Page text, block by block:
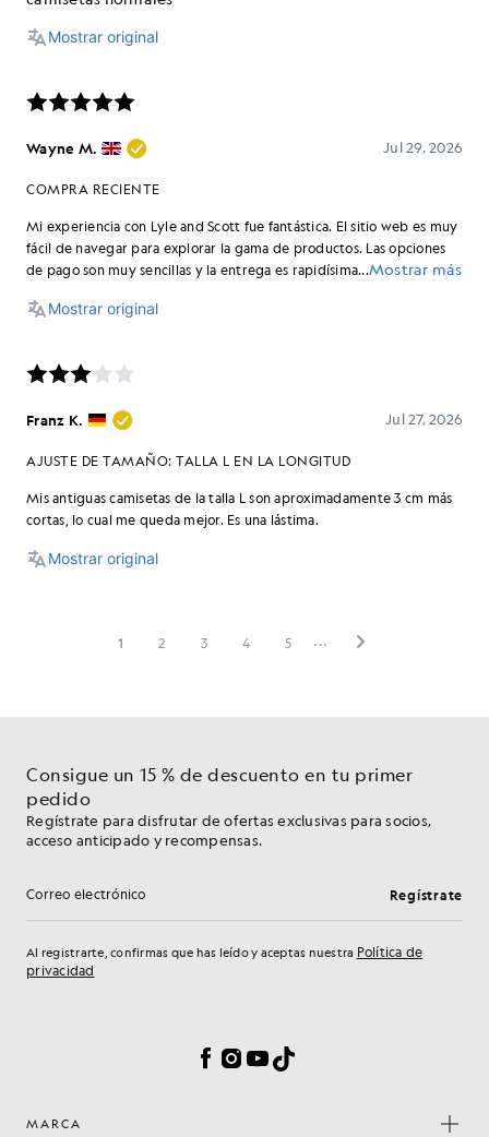
Consigue un 15 % de descuento en tu primer
pedido
Regístrate para disfrutar de ofertas exclusivas para socios,
acceso anticipado y recompensas.
Dirección de correo electrónico Regístrate
Al registrarte, confirmas que has leído y aceptas nuestra Política de
privacidad
Facebook
Instagram
YouTube
TikTok
MARCA